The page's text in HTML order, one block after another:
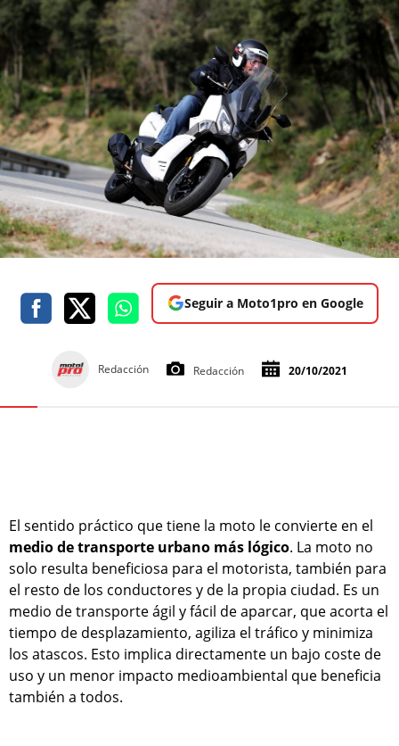
Seguir a Moto1pro en Google
Redacción Redacción 20/10/2021
El sentido práctico que tiene la moto le convierte en el
medio de transporte urbano más lógico. La moto no
solo resulta beneficiosa para el motorista, también para
el resto de los conductores y de la propia ciudad. Es un
medio de transporte ágil y fácil de aparcar, que acorta el
tiempo de desplazamiento, agiliza el tráfico y minimiza
los atascos. Esto implica directamente un bajo coste de
uso y un menor impacto medioambiental que beneficia
también a todos.